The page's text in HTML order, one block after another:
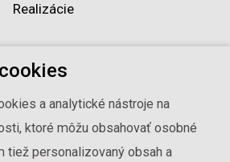
Realizácie
O firme
Kontakty
a analytické nástroje na
ktoré môžu obsahovať osobné
tiež personalizovaný obsah a